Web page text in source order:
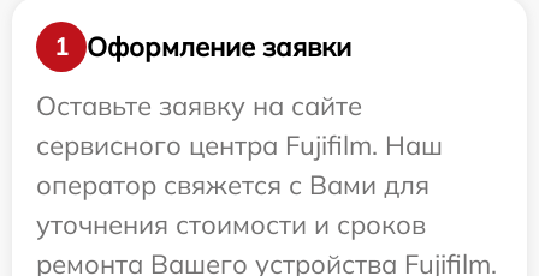
1
Оформление заявки
Оставьте заявку на сайте
сервисного центра Fujifilm. Наш
оператор свяжется с Вами для
уточнения стоимости и сроков
ремонта Вашего устройства Fujifilm.